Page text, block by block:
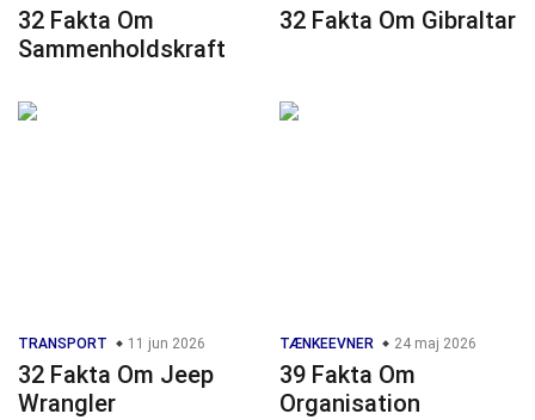
32 Fakta Om
Sammenholdskraft
32 Fakta Om Gibraltar
TRANSPORT 11 jun 2026
32 Fakta Om Jeep
Wrangler
TÆNKEEVNER 24 maj 2026
39 Fakta Om
Organisation